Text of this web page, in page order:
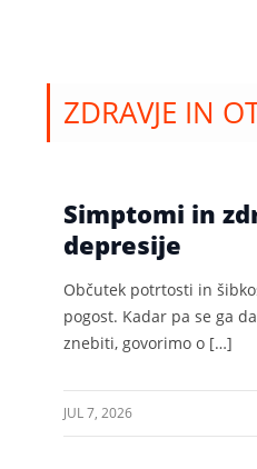
ZDRAVJE IN
Simptomi in
depresije
Občutek potrtosti in
pogost. Kadar pa se ga
znebiti, govorimo o […]
JUL 7, 2026